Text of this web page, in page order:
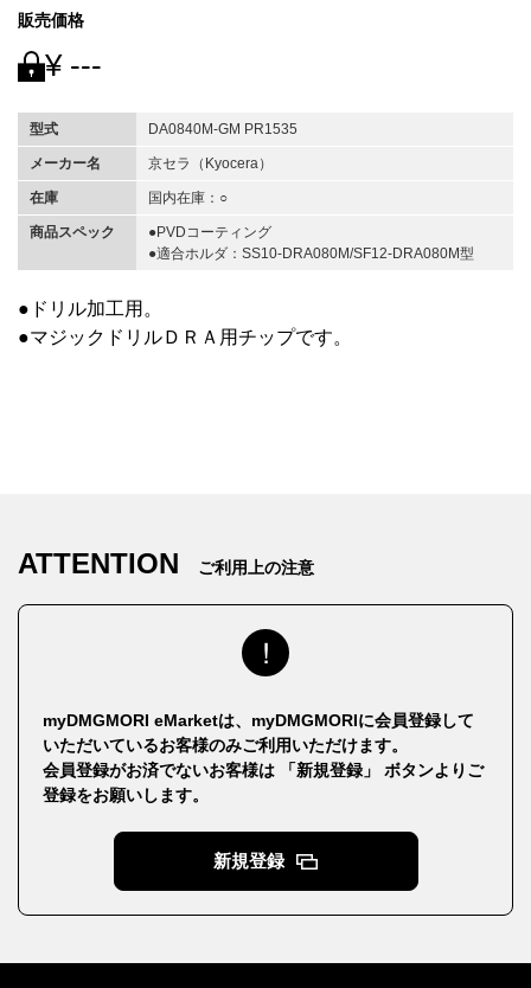
販売価格
¥ ---
型式 DA0840M-GM PR1535
メーカー名 京セラ（Kyocera）
在庫 国内在庫：○
商品スペック
●PVDコーティング
●適合ホルダ：SS10-DRA080M/SF12-DRA080M型
●ドリル加工用。
●マジックドリルＤＲＡ用チップです。
ATTENTION ご利用上の注意
myDMGMORI eMarketは、myDMGMORIに会員登録して
いただいているお客様のみご利用いただけます。
会員登録がお済でないお客様は 「新規登録」 ボタンよりご
登録をお願いします。
新規登録